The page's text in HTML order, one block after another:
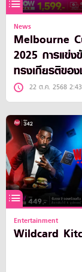
News
Melbourne
2025 การแข่ง
ทรงเกียรติของ
ออสเตรเลีย
22 ต.ค. 2568
Entertainment
Wildcard